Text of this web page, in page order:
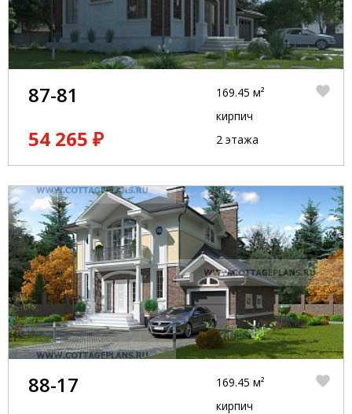
87-81
54 265 ₽
169.45 м²
кирпич
2 этажа
88-17
169.45 м²
кирпич